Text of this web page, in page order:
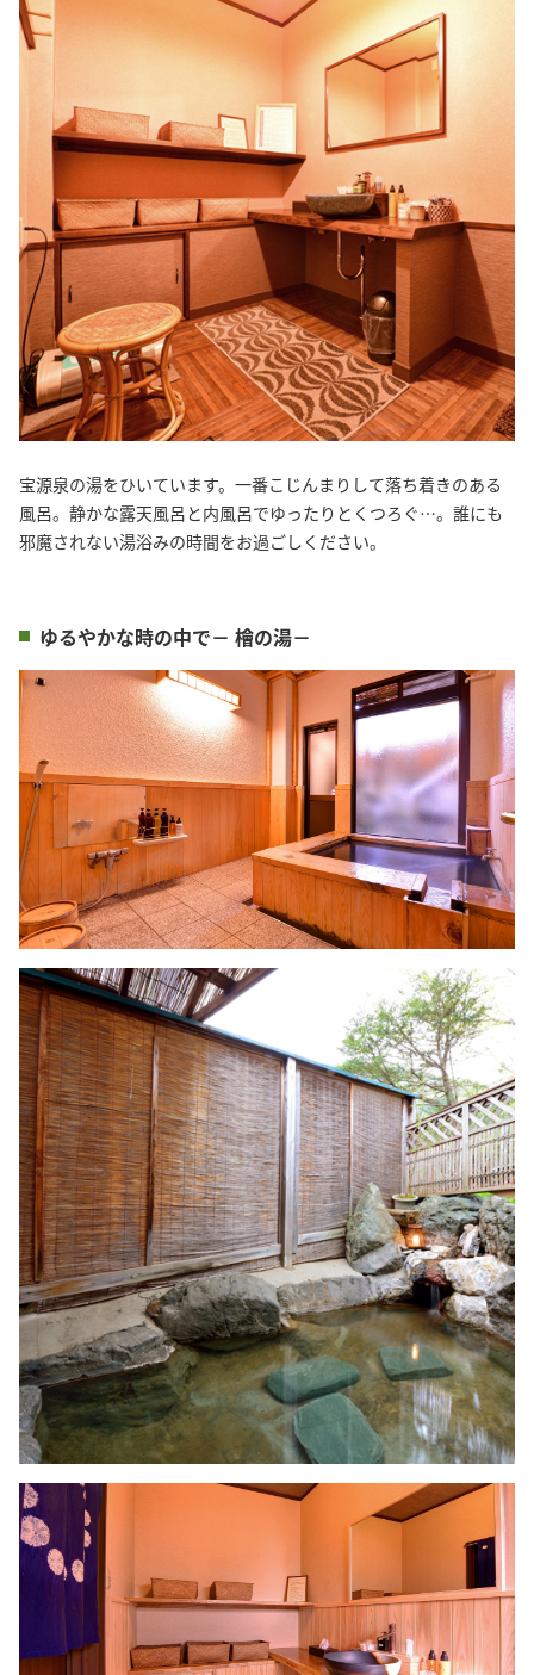
宝源泉の湯をひいています。一番こじんまりして落ち着きのある
風呂。静かな露天風呂と内風呂でゆったりとくつろぐ…。誰にも
邪魔されない湯浴みの時間をお過ごしください。
ゆるやかな時の中で－ 檜の湯－